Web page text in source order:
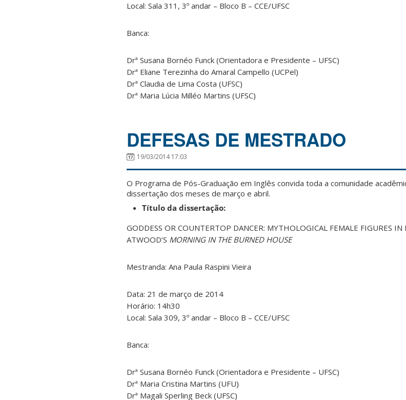
Local: Sala 311, 3º andar – Bloco B – CCE/UFSC
Banca:
Drª Susana Bornéo Funck (Orientadora e Presidente – UFSC)
Drª Eliane Terezinha do Amaral Campello (UCPel)
Drª Claudia de Lima Costa (UFSC)
Drª Maria Lúcia Milléo Martins (UFSC)
DEFESAS DE MESTRADO
19/03/2014 17:03
O Programa de Pós-Graduação em Inglês convida toda a comunidade
dissertação dos meses de março e abril.
Título da dissertação:
GODDESS OR COUNTERTOP DANCER: MYTHOLOGICAL FEMALE FIGURES IN
ATWOOD’S MORNING IN THE BURNED HOUSE
Mestranda: Ana Paula Raspini Vieira
Data: 21 de março de 2014
Horário: 14h30
Local: Sala 309, 3º andar – Bloco B – CCE/UFSC
Banca:
Drª Susana Bornéo Funck (Orientadora e Presidente – UFSC)
Drª Maria Cristina Martins (UFU)
Drª Magali Sperling Beck (UFSC)